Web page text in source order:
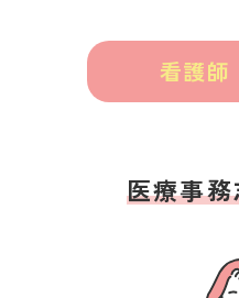
看護師
医療事